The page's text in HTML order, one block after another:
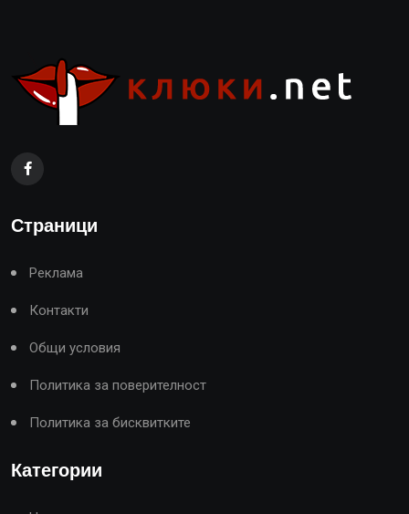
Страници
Реклама
Контакти
Общи условия
Политика за поверителност
Политика за бисквитките
Категории